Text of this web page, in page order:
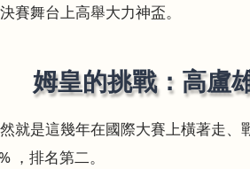
賽舞台上高舉大力神盃。
姆皇的挑戰：高盧
就是這幾年在國際大賽上橫著走
，排名第二。